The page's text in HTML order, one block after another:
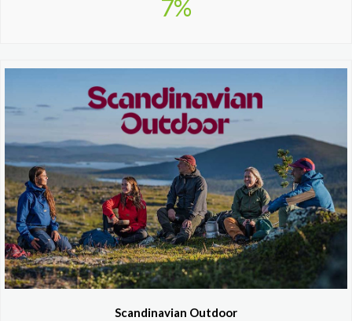
7%
Scandinavian Outdoor